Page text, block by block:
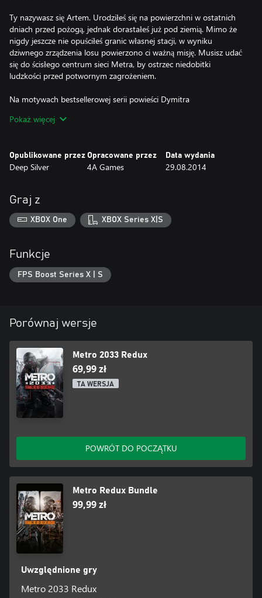
Ty nazywasz się Artem. Urodziłeś się na powierzchni w ostatnich
dniach przed pożogą, jednak dorastałeś już pod ziemią. Mimo że
nigdy jeszcze nie opuściłeś granic własnej stacji, w wyniku
dziwnego zrządzenia losu powierzono ci ważną misję. Musisz udać
się do ścisłego centrum sieci Metra, by ostrzec niedobitki
ludzkości przed potwornym zagrożeniem.
Na motywach bestsellerowej serii powieści Dymitra
Pokaż więcej
Opublikowane przez
Deep Silver
Opracowane przez
4A Games
Data wydania
29.08.2014
Graj z
XBOX One XBOX Series X|S
Funkcje
FPS Boost Series X | S
Porównaj wersje
Metro 2033 Redux
69,99 zł
TA WERSJA
POWRÓT DO POCZĄTKU
Metro Redux Bundle
99,99 zł
Uwzględnione gry
Metro 2033 Redux